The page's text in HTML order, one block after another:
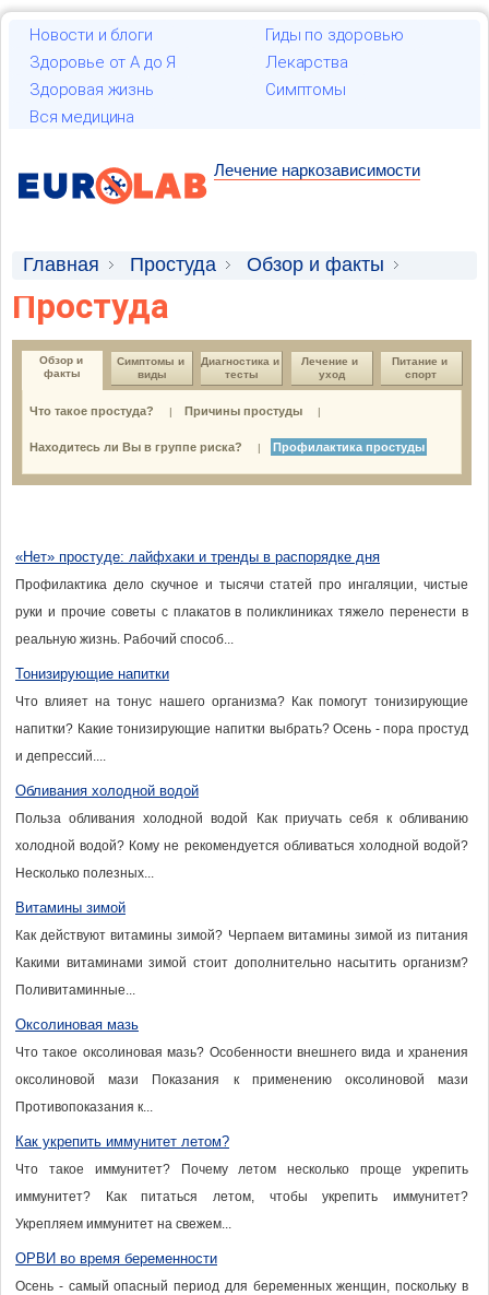
Новости и блоги
Гиды по здоровью
Здоровье от А до Я
Лекарства
Здоровая жизнь
Симптомы
Вся медицина
Лечение наркозависимости
Главная Простуда
Обзор и факты
Профилактика простуды
Простуда
Обзор и
факты
Симптомы и
виды
Диагностика и
тесты
Лечение и
уход
Питание и
спорт
Что такое простуда? | Причины простуды |
Находитесь ли Вы в группе риска? | Профилактика простуды
«Нет» простуде: лайфхаки и тренды в распорядке дня
Профилактика дело скучное и тысячи статей про ингаляции, чистые
руки и прочие советы с плакатов в поликлиниках тяжело перенести в
реальную жизнь. Рабочий способ...
Тонизирующие напитки
Что влияет на тонус нашего организма? Как помогут тонизирующие
напитки? Какие тонизирующие напитки выбрать? Осень - пора простуд
и депрессий....
Обливания холодной водой
Польза обливания холодной водой Как приучать себя к обливанию
холодной водой? Кому не рекомендуется обливаться холодной водой?
Несколько полезных...
Витамины зимой
Как действуют витамины зимой? Черпаем витамины зимой из питания
Какими витаминами зимой стоит дополнительно насытить организм?
Поливитаминные...
Оксолиновая мазь
Что такое оксолиновая мазь? Особенности внешнего вида и хранения
оксолиновой мази Показания к применению оксолиновой мази
Противопоказания к...
Как укрепить иммунитет летом?
Что такое иммунитет? Почему летом несколько проще укрепить
иммунитет? Как питаться летом, чтобы укрепить иммунитет?
Укрепляем иммунитет на свежем...
ОРВИ во время беременности
Осень - самый опасный период для беременных женщин, поскольку в